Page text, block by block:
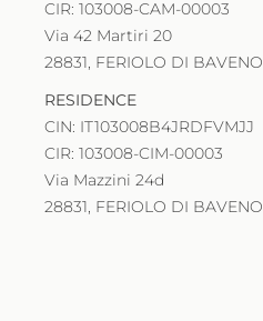
CIR: 103008-CAM-00003
Via 42 Martiri 20
28831, FERIOLO DI BAVENO
RESIDENCE
CIN: IT103008B4JRDFVMJJ
CIR: 103008-CIM-00003
Via Mazzini 24d
28831, FERIOLO DI BAVENO